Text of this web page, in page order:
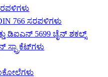
766 ಸರಪಳಿಗಳು
ಡಿಐಎನ್ 5699 ಚೈನ್ ಶಕಲ್ಸ್